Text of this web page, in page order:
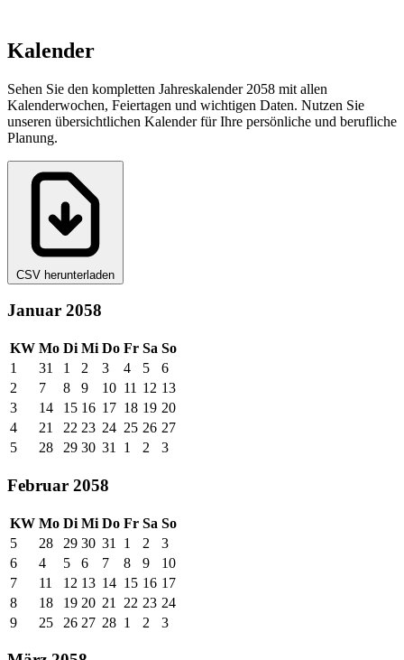
Kalender
Sehen Sie den kompletten Jahreskalender 2058 mit allen
Kalenderwochen, Feiertagen und wichtigen Daten. Nutzen Sie
unseren übersichtlichen Kalender für Ihre persönliche und berufliche
Planung.
CSV herunterladen
Januar 2058
KW Mo Di Mi Do Fr Sa So
1
31 1 2 3 4 5
6
2
7 8 9 10 11 12 13
3
14 15 16 17 18 19 20
4
21 22 23 24 25 26 27
5
28 29 30 31 1 2 3
Februar 2058
KW Mo Di Mi Do Fr Sa So
5
28 29 30 31 1 2
3
6
4 5 6 7 8 9
10
7
11 12 13 14 15 16 17
8
18 19 20 21 22 23 24
9
25 26 27 28 1 2 3